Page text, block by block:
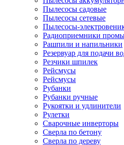
Пылесосы садовые
Пылесосы сетевые
Пылесосы-
Радиоприемники
Рашпили и напильники
Резервуар для подачи
Резчики шпилек
Рейсмусы
Рейсмусы
Рубанки
Рубанки ручные
Рукоятки и удлинители
Рулетки
Сварочные инверторы
Сверла по бетону
Сверла по дереву